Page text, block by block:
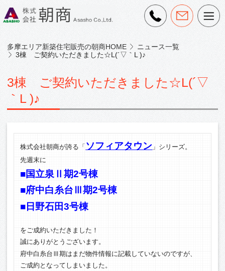
多摩エリア新築住宅販売の朝商HOME
ニュース一覧
3棟 ご契約いただきました☆L(´▽｀L )♪
3棟 ご契約いただきました☆L(´▽
｀L )♪
株式会社朝商が誇る「 ソフィアタウン 」シリーズ。
先週末に
■国立泉Ⅱ期2号棟
■府中白糸台Ⅲ期2号棟
■日野石田3号棟
をご成約いただきました！
誠にありがとうございます。
府中白糸台Ⅲ期はまだ物件情報に記載していないのですが、
ご成約となってしまいました。